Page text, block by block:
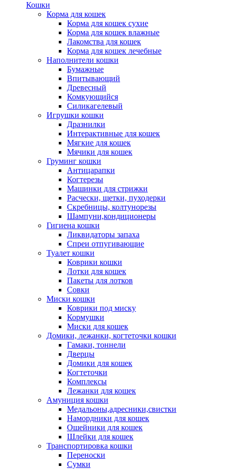
Кошки
Корма для кошек
Корма для кошек сухие
Корма для кошек влажные
Лакомства для кошек
Корма для кошек лечебные
Наполнители кошки
Бумажные
Впитывающий
Древесный
Комкующийся
Силикагелевый
Игрушки кошки
Дразнилки
Интерактивные для кошек
Мягкие для кошек
Мячики для кошек
Груминг кошки
Антицарапки
Когтерезы
Машинки для стрижки
Расчески, щетки, пуходерки
Скребницы, колтунорезы
Шампуни,кондиционеры
Гигиена кошки
Ликвидаторы запаха
Спреи отпугивающие
Туалет кошки
Коврики кошки
Лотки для кошек
Пакеты для лотков
Совки
Миски кошки
Коврики под миску
Кормушки
Миски для кошек
Домики, лежанки, когтеточки кошки
Гамаки, тоннели
Дверцы
Домики для кошек
Когтеточки
Комплексы
Лежанки для кошек
Амуниция кошки
Медальоны,адресники,свистки
Намордники для кошек
Ошейники для кошек
Шлейки для кошек
Транспортировка кошки
Переноски
Сумки